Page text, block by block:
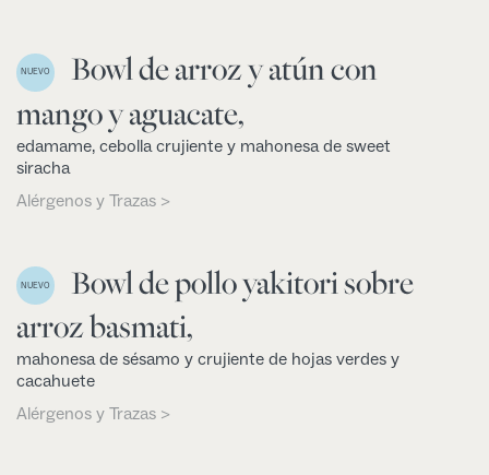
NUEVO
Bowl de arroz y atún con
mango y aguacate,
edamame, cebolla crujiente y mahonesa de sweet
siracha
Alérgenos y Trazas >
NUEVO
Bowl de pollo yakitori sobre
arroz basmati,
mahonesa de sésamo y crujiente de hojas verdes y
cacahuete
Alérgenos y Trazas >